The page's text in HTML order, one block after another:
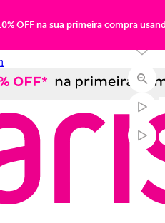
OFF na sua primeira compra